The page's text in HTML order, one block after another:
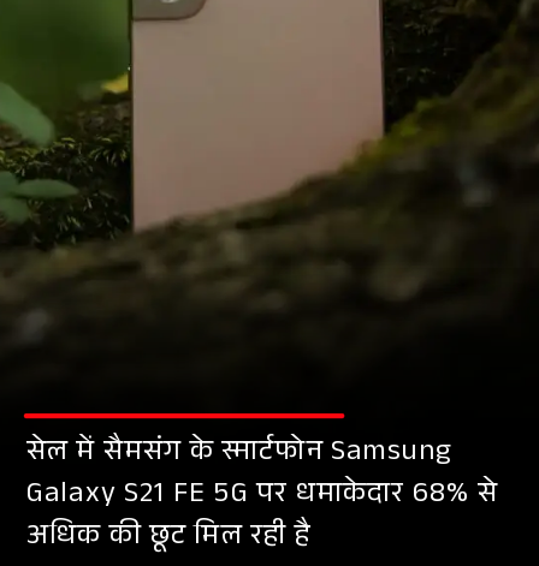
सेल में सैमसंग के स्मार्टफोन Samsung
Galaxy S21 FE 5G पर धमाकेदार 68% से
अधिक की छूट मिल रही है